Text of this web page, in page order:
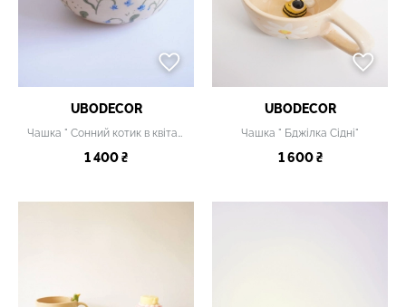
UBODECOR
Чашка " Сонний котик в квітах"
1 400 ₴
UBODECOR
Чашка " Бджілка Сідні"
1 600 ₴